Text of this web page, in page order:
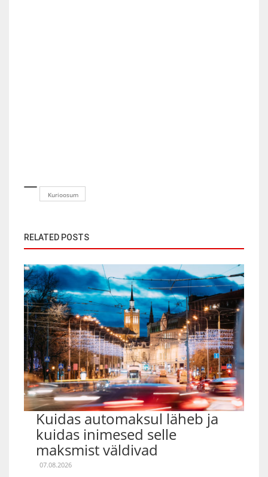
Kurioosum
RELATED POSTS
Kuidas automaksul läheb ja
kuidas inimesed selle
maksmist väldivad
07.08.2026